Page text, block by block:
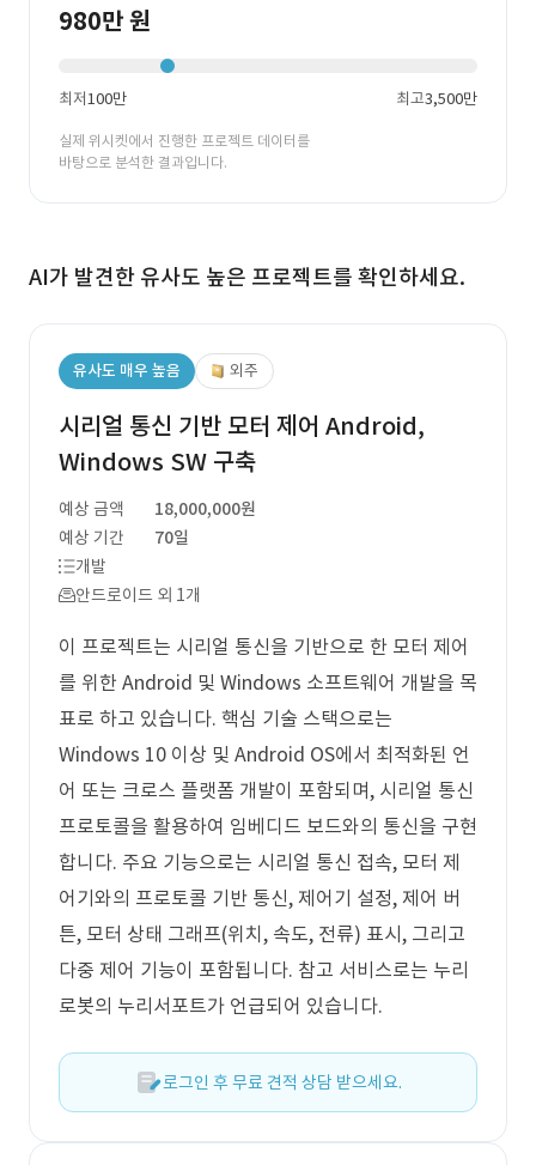
980만 원
최저100만 최고3,500만
실제 위시켓에서 진행한 프로젝트 데이터를
바탕으로 분석한 결과입니다.
AI가 발견한 유사도 높은 프로젝트를 확인하세요.
유사도 매우 높음 외주
시리얼 통신 기반 모터 제어 Android,
Windows SW 구축
예상 금액
18,000,000원
예상 기간
70일
개발
안드로이드 외 1개
이 프로젝트는 시리얼 통신을 기반으로 한 모터 제어
를 위한 Android 및 Windows 소프트웨어 개발을 목
표로 하고 있습니다. 핵심 기술 스택으로는
Windows 10 이상 및 Android OS에서 최적화된 언
어 또는 크로스 플랫폼 개발이 포함되며, 시리얼 통신
프로토콜을 활용하여 임베디드 보드와의 통신을 구현
합니다. 주요 기능으로는 시리얼 통신 접속, 모터 제
어기와의 프로토콜 기반 통신, 제어기 설정, 제어 버
튼, 모터 상태 그래프(위치, 속도, 전류) 표시, 그리고
다중 제어 기능이 포함됩니다. 참고 서비스로는 누리
로봇의 누리서포트가 언급되어 있습니다.
로그인 후 무료 견적 상담 받으세요.